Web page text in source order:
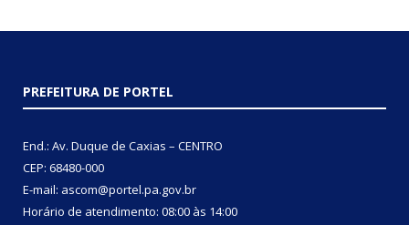
PREFEITURA DE PORTEL
End.: Av. Duque de Caxias – CENTRO
CEP: 68480-000
E-mail: ascom@portel.pa.gov.br
Horário de atendimento: 08:00 às 14:00